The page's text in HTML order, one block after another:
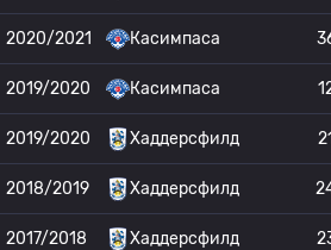
2020/2021 Касимпаса
2019/2020 Касимпаса
2019/2020 Хаддерсфилд 21
2018/2019 Хаддерсфилд
2017/2018 Хаддерсфилд